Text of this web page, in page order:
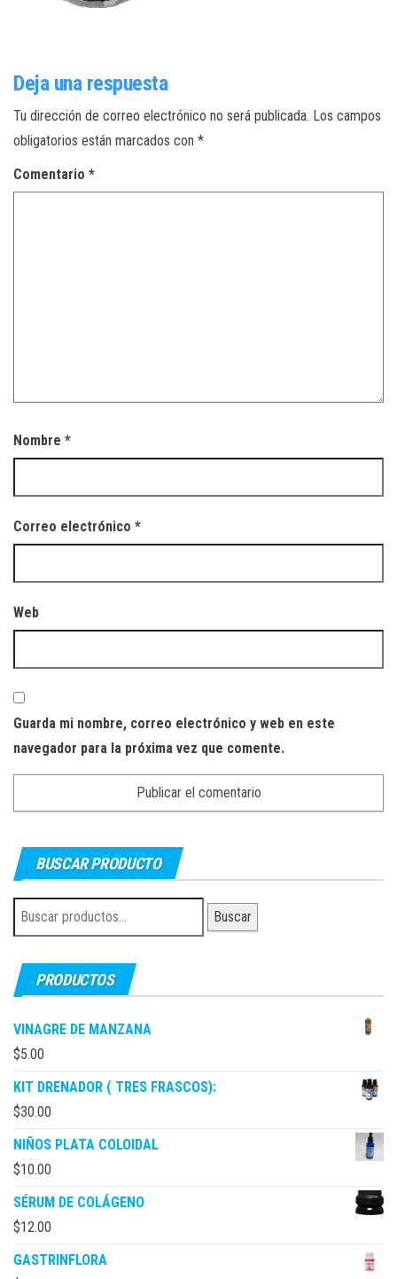
Deja una respuesta
Tu dirección de correo electrónico no será publicada. Los campos
obligatorios están marcados con *
Comentario *
Nombre *
Correo electrónico *
Web
Guarda mi nombre, correo electrónico y web en este
navegador para la próxima vez que comente.
BUSCAR PRODUCTO
Buscar
por:
Buscar
PRODUCTOS
VINAGRE DE MANZANA
$5.00
KIT DRENADOR ( TRES FRASCOS):
$30.00
NIÑOS PLATA COLOIDAL
$10.00
SÉRUM DE COLÁGENO
$12.00
GASTRINFLORA